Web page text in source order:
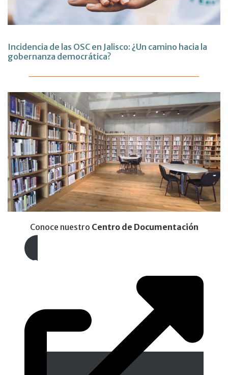
Incidencia de las OSC en Jalisco: ¿Un camino hacia la
gobernanza democrática?
Conoce nuestro Centro de Documentación
Lecturas recomendadas